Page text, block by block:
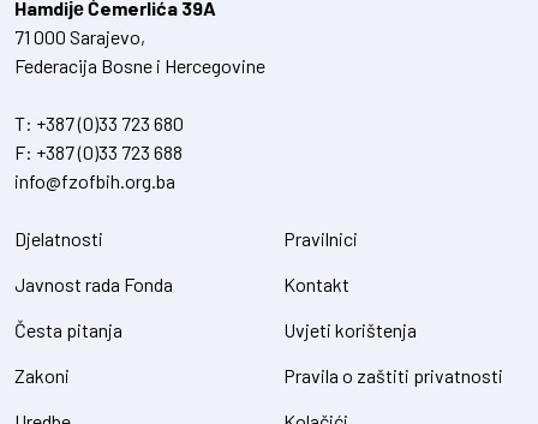
Hamdiје Ćemerlića 39A
71 000 Sarajevo,
Federacija Bosne i Hercegovine
T: +387 (0)33 723 680
F: +387 (0)33 723 688
info@fzofbih.org.ba
Djelatnosti
Javnost rada Fonda
Česta pitanja
Zakoni
Pravilnici
Kontakt
Uvjeti korištenja
Pravila o zaštiti privatnosti